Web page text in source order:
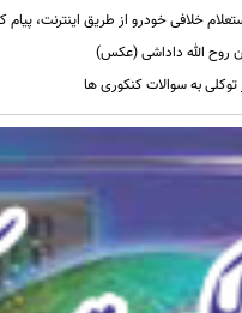
خلافی خودرو از طریق اینترنت، پیام
روح الله داداشی (عکس)
به سوالات کنکوری ها